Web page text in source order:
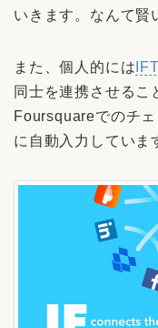
いきます。なんて賢
また、個人的には
同士を連携させるこ
Foursquareでのチ
に自動入力していま